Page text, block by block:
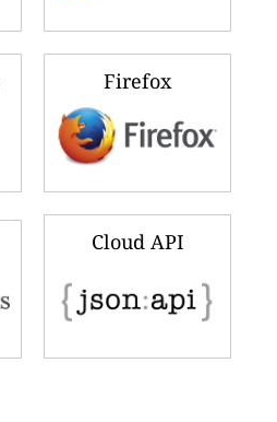
Firefox
Cloud API